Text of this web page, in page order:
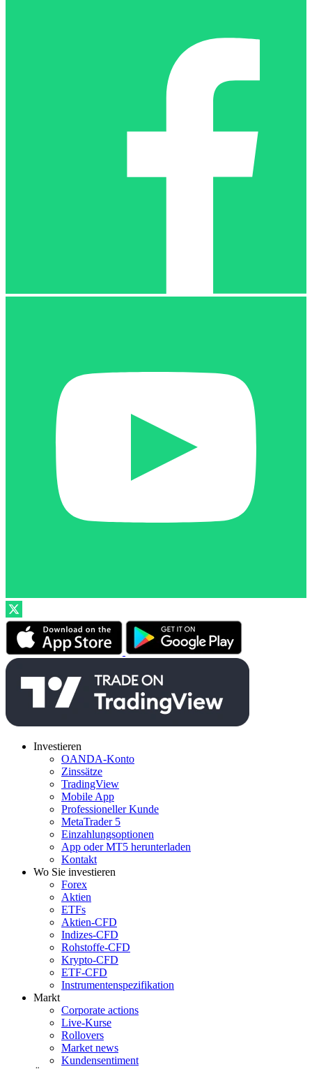
Investieren
OANDA-Konto
Zinssätze
TradingView
Mobile App
Professioneller Kunde
MetaTrader 5
Einzahlungsoptionen
App oder MT5 herunterladen
Kontakt
Wo Sie investieren
Forex
Aktien
ETFs
Aktien-CFD
Indizes-CFD
Rohstoffe-CFD
Krypto-CFD
ETF-CFD
Instrumentenspezifikation
Markt
Corporate actions
Live-Kurse
Rollovers
Market news
Kundensentiment